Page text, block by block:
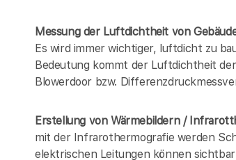
Messung der Luftdichtheit von
Es wird immer wichtiger, luftdicht zu
Bedeutung kommt der Luftdichtheit
Blowerdoor bzw.
Erstellung von Wärmebildern /
mit der Infrarothermografie werden
elektrischen Leitungen können